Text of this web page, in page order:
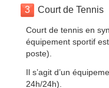
3 Court de Tennis
Court de tennis en
équipement sportif
poste).
Il s’agit d’un
24h/24h).